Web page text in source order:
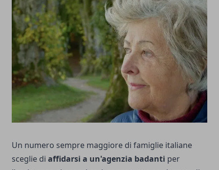
Un numero sempre maggiore di famiglie italiane
sceglie di affidarsi a un'agenzia badanti per